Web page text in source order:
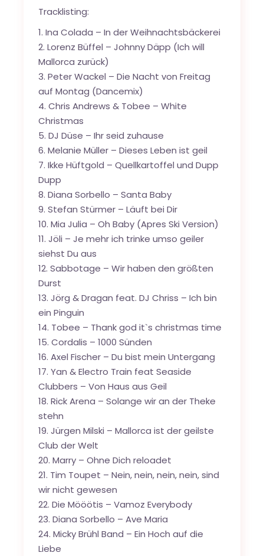
Tracklisting:
1. Ina Colada – In der Weihnachtsbäckerei
2. Lorenz Büffel – Johnny Däpp (Ich will
Mallorca zurück)
3. Peter Wackel – Die Nacht von Freitag
auf Montag (Dancemix)
4. Chris Andrews & Tobee – White
Christmas
5. DJ Düse – Ihr seid zuhause
6. Melanie Müller – Dieses Leben ist geil
7. Ikke Hüftgold – Quellkartoffel und Dupp
Dupp
8. Diana Sorbello – Santa Baby
9. Stefan Stürmer – Läuft bei Dir
10. Mia Julia – Oh Baby (Apres Ski Version)
11. Jöli – Je mehr ich trinke umso geiler
siehst Du aus
12. Sabbotage – Wir haben den größten
Durst
13. Jörg & Dragan feat. DJ Chriss – Ich bin
ein Pinguin
14. Tobee – Thank god it`s christmas time
15. Cordalis – 1000 Sünden
16. Axel Fischer – Du bist mein Untergang
17. Yan & Electro Train feat Seaside
Clubbers – Von Haus aus Geil
18. Rick Arena – Solange wir an der Theke
stehn
19. Jürgen Milski – Mallorca ist der geilste
Club der Welt
20. Marry – Ohne Dich reloadet
21. Tim Toupet – Nein, nein, nein, nein, sind
wir nicht gewesen
22. Die Mööötis – Vamoz Everybody
23. Diana Sorbello – Ave Maria
24. Micky Brühl Band – Ein Hoch auf die
Liebe